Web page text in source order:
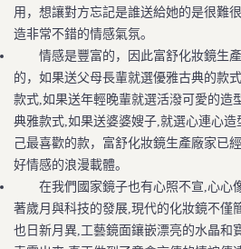
用，想讓對方忘記是誰送給她的是很難
造非常不錯的情感氣氛。
情感是豐富的，因此富舒化妝鏡生產
的，如果送父母長輩就選優雅古典的款
款式,如果送年輕晚輩就選活潑可愛的造
典雅款式,如果送婆婆嫂子,就選心連心造
己最喜歡的款，富舒化妝鏡生產廠家已
好情感的浪漫載體。
在我們國家鏡子也有心照不宣,心心
著歲月與科技的發展,現代的化妝鏡不僅
也日新月異,工藝鏡面鑲嵌漂亮的水晶和